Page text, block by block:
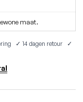
maat.
✓ 14 dagen retour ✓